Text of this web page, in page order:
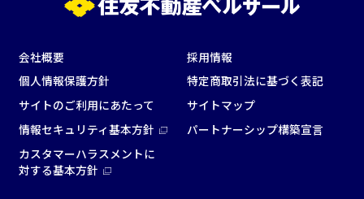
会社概要
採用情報
個人情報保護方針
特定商取引法に基づく表記
サイトのご利用にあたって
サイトマップ
情報セキュリティ基本方針
パートナーシップ構築宣言
カスタマーハラスメントに
対する基本方針